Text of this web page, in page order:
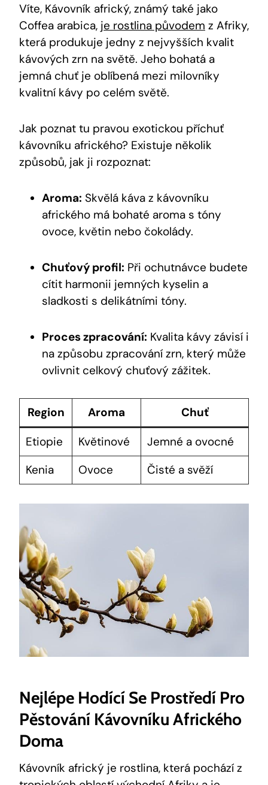
Víte, Kávovník africký, známý také jako
Coffea arabica, je rostlina původem z Afriky,
která produkuje jedny z nejvyšších kvalit
kávových zrn na světě. Jeho bohatá a
jemná chuť je oblíbená mezi milovníky
kvalitní kávy po celém světě.
Jak poznat tu pravou exotickou příchuť
kávovníku afrického? Existuje několik
způsobů, jak ji rozpoznat:
Aroma: Skvělá káva z kávovníku
afrického má bohaté aroma s tóny
ovoce, květin nebo čokolády.
Chuťový profil: Při ochutnávce budete
cítit harmonii jemných kyselin a
sladkosti s delikátními tóny.
Proces zpracování: Kvalita kávy závisí i
na způsobu zpracování zrn, který může
ovlivnit celkový chuťový zážitek.
Region Aroma
Chuť
Etiopie
Květinové
Jemné a ovocné
Kenia
Ovoce Čisté a svěží
Nejlépe Hodící Se Prostředí Pro
Pěstování Kávovníku Afrického
Doma
Kávovník africký je rostlina, která pochází z